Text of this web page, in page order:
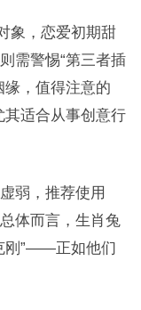
象，恋爱初期甜
需警惕“第三者插
缘，值得注意的
其适合从事创意行
弱，推荐使用
体而言，生肖兔
刚”——正如他们